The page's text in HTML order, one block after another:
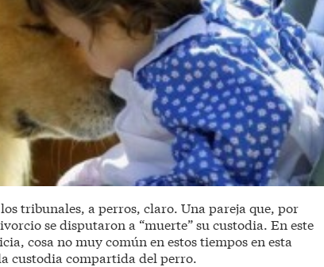
tribunales, a perros, claro. Una pareja que, por
se disputaron a “muerte” su custodia. En este
cosa no muy común en estos tiempos en esta
custodia compartida del perro.